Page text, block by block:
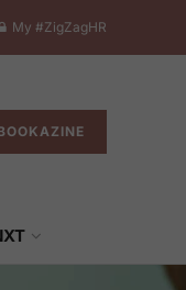
My #ZigZagHR